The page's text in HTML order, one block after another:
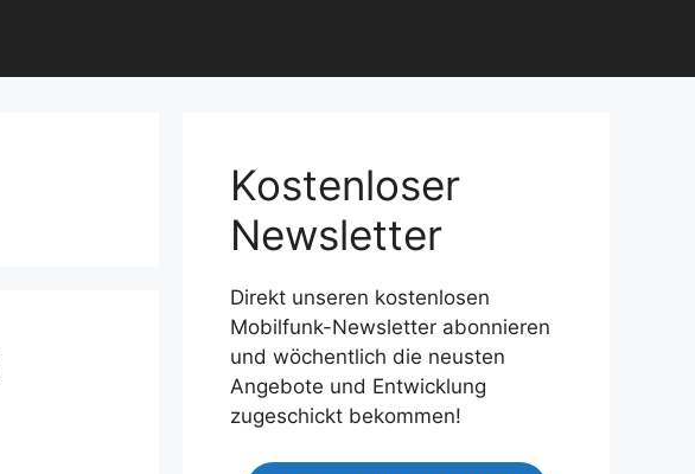
Kostenloser
Newsletter
Direkt unseren kostenlosen
Mobilfunk-Newsletter abonnieren
und wöchentlich die neusten
Angebote und Entwicklung
zugeschickt bekommen!